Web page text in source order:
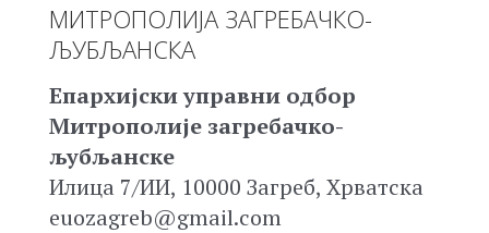
МИТРОПОЛИЈА ЗАГРЕБАЧКО-
ЉУБЉАНСКА
Епархијски управни одбор
Митрополије загребачко-
љубљанске
Илица 7/ИИ, 10000 Загреб, Хрватска
euozagreb@gmail.com